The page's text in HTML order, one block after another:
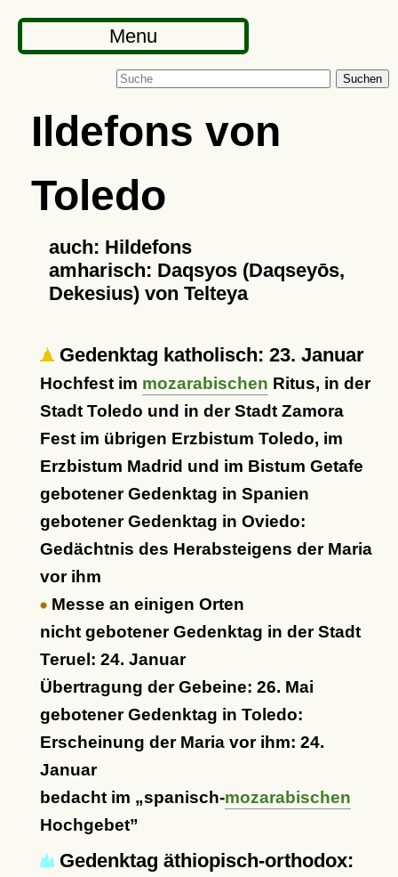
Menu
Suchen
Ildefons von
Toledo
auch: Hildefons
amharisch: Daqsyos (Daqseyōs,
Dekesius) von Telteya
Gedenktag katholisch: 23. Januar
Hochfest im mozarabischen Ritus, in der
Stadt Toledo und in der Stadt Zamora
Fest im übrigen Erzbistum Toledo, im
Erzbistum Madrid und im Bistum Getafe
gebotener Gedenktag in Spanien
gebotener Gedenktag in Oviedo:
Gedächtnis des Herabsteigens der Maria
vor ihm
Messe an einigen Orten
nicht gebotener Gedenktag in der Stadt
Teruel: 24. Januar
Übertragung der Gebeine: 26. Mai
gebotener Gedenktag in Toledo:
Erscheinung der Maria vor ihm: 24.
Januar
bedacht im
spanisch-mozarabischen
Hochgebet
Gedenktag äthiopisch-orthodox: